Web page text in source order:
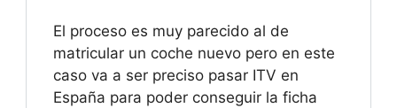
El proceso es muy parecido al de
matricular un coche nuevo pero en este
caso va a ser preciso pasar ITV en
España para poder conseguir la ficha